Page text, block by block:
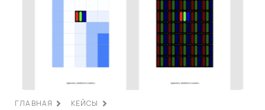
ГЛАВНАЯ КЕЙСЫ